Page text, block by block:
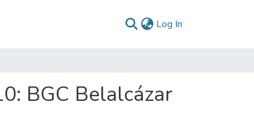
Log In
BGC Belalcázar